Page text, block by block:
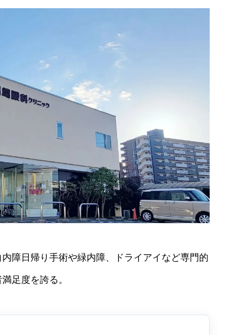
障日帰り手術や緑内障、ドライアイなど専門的
足度を誇る。